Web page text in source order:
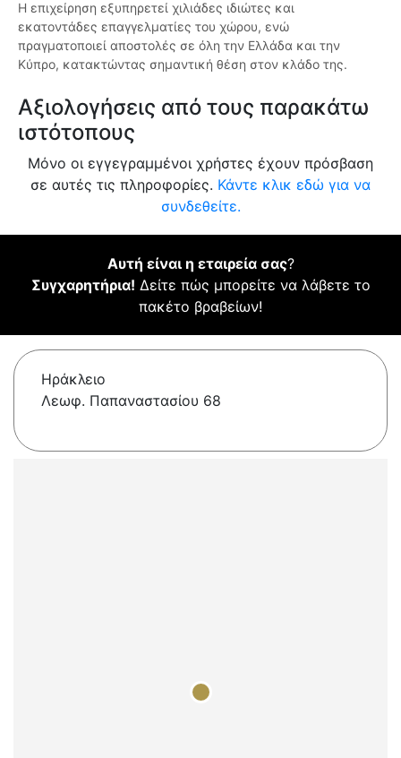
Η επιχείρηση εξυπηρετεί χιλιάδες ιδιώτες και
εκατοντάδες επαγγελματίες του χώρου, ενώ
πραγματοποιεί αποστολές σε όλη την Ελλάδα και την
Κύπρο, κατακτώντας σημαντική θέση στον κλάδο της.
Αξιολογήσεις από τους παρακάτω
ιστότοπους
Μόνο οι εγγεγραμμένοι χρήστες έχουν πρόσβαση
σε αυτές τις πληροφορίες. Κάντε κλικ εδώ για να
συνδεθείτε.
Αυτή είναι η εταιρεία σας?
Συγχαρητήρια! Δείτε πώς μπορείτε να λάβετε το
πακέτο βραβείων!
Ηράκλειο
Λεωφ. Παπαναστασίου 68